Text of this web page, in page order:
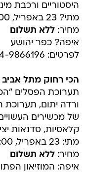
היסטוריים ורכבת
מתי? 23 באפריל, 9:00-13:00
מחיר:ללא תשלום
איפה? כפר יהושע
לפרטים: 04-9866196
הכי רחוק מתל אביב
תערוכת הפסלים
ורדה יתום, תערוכת
של מכשירים
קלאסיות, סדנאות
מתי: 23 באפריל, 10:00-16:00.
מחיר:ללא תשלום
איפה: המוזיאון